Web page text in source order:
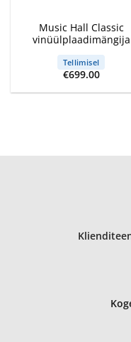
Music Hall Classic
vinüülplaadimängija
Tellimisel
€699.00